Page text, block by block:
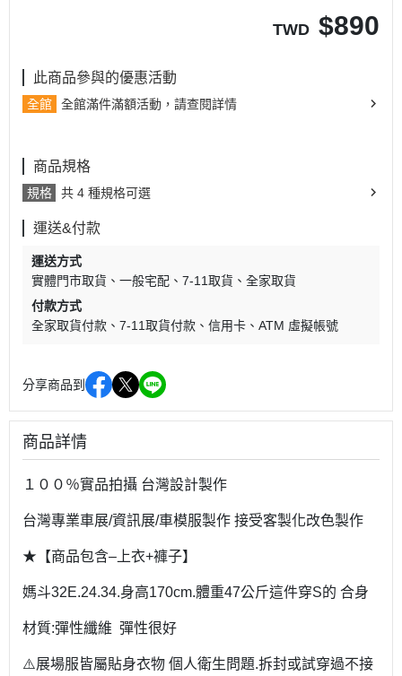
TWD $890
此商品參與的優惠活動
全館 全館滿件滿額活動，請查閱詳情
商品規格
規格 共 4 種規格可選
運送&付款
運送方式
實體門市取貨
一般宅配 7-11取貨
全家取貨
付款方式
全家取貨付款
7-11取貨付款 信用卡 ATM 虛擬帳號
分享商品到
商品詳情
１００％實品拍攝 台灣設計製作
台灣專業車展/資訊展/車模服製作 接受客製化改色製作
★【商品包含–上衣+褲子】
媽斗32E.24.34.身高170cm.體重47公斤這件穿S的 合身
材質:彈性纖維 彈性很好
⚠️展場服皆屬貼身衣物 個人衛生問題.拆封或試穿過不接